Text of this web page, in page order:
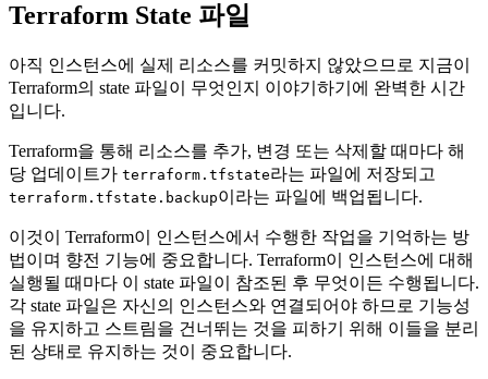
Terraform State 파일
아직 인스턴스에 실제 리소스를 커밋하지 않았으므로 지금이
Terraform의 state 파일이 무엇인지 이야기하기에 완벽한 시간
입니다.
Terraform을 통해 리소스를 추가, 변경 또는 삭제할 때마다 해
당 업데이트가 terraform.tfstate라는 파일에 저장되고
terraform.tfstate.backup이라는 파일에 백업됩니다.
이것이 Terraform이 인스턴스에서 수행한 작업을 기억하는 방
법이며 향전 기능에 중요합니다. Terraform이 인스턴스에 대해
실행될 때마다 이 state 파일이 참조된 후 무엇이든 수행됩니다.
각 state 파일은 자신의 인스턴스와 연결되어야 하므로 기능성
을 유지하고 스트림을 건너뛰는 것을 피하기 위해 이들을 분리
된 상태로 유지하는 것이 중요합니다.